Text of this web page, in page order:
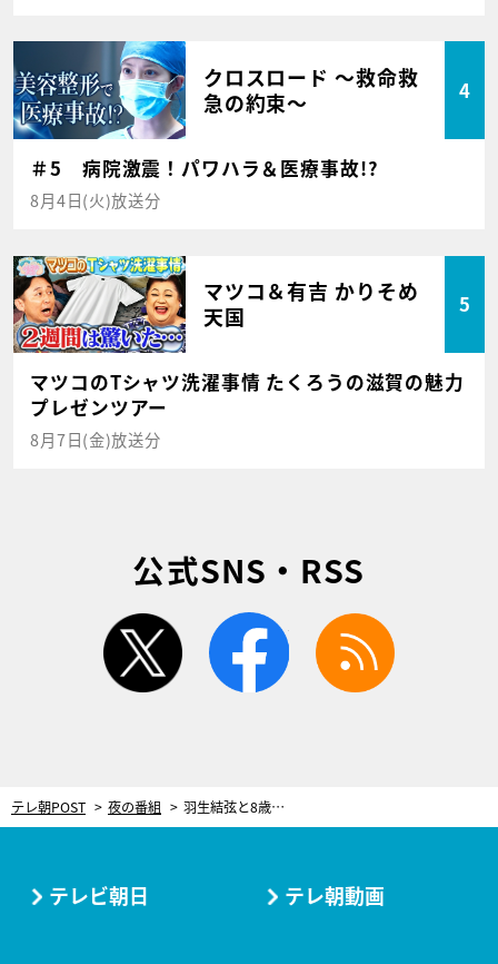
クロスロード ～救命救
急の約束～
4
＃5 病院激震！パワハラ＆医療事故!?
8月4日(火)放送分
マツコ＆有吉 かりそめ
天国
5
マツコのTシャツ洗濯事情 たくろうの滋賀の魅力
プレゼンツアー
8月7日(金)放送分
公式SNS・RSS
twitter facebook
テレ朝POST 夜の番組 羽生結弦と8歳のフラワーボーイ、再会劇の続き。“熱いハグ”後の心温まる物語
テレビ朝日 テレ朝動画